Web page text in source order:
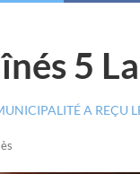
5
A REÇU